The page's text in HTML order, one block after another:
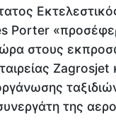
Porter
στους
Zagrosjet
της